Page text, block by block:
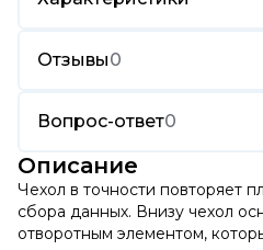
Отзывы0
Вопрос-ответ0
Описание
Чехол в точности повторяет
сбора данных. Внизу чехол
отворотным элементом,